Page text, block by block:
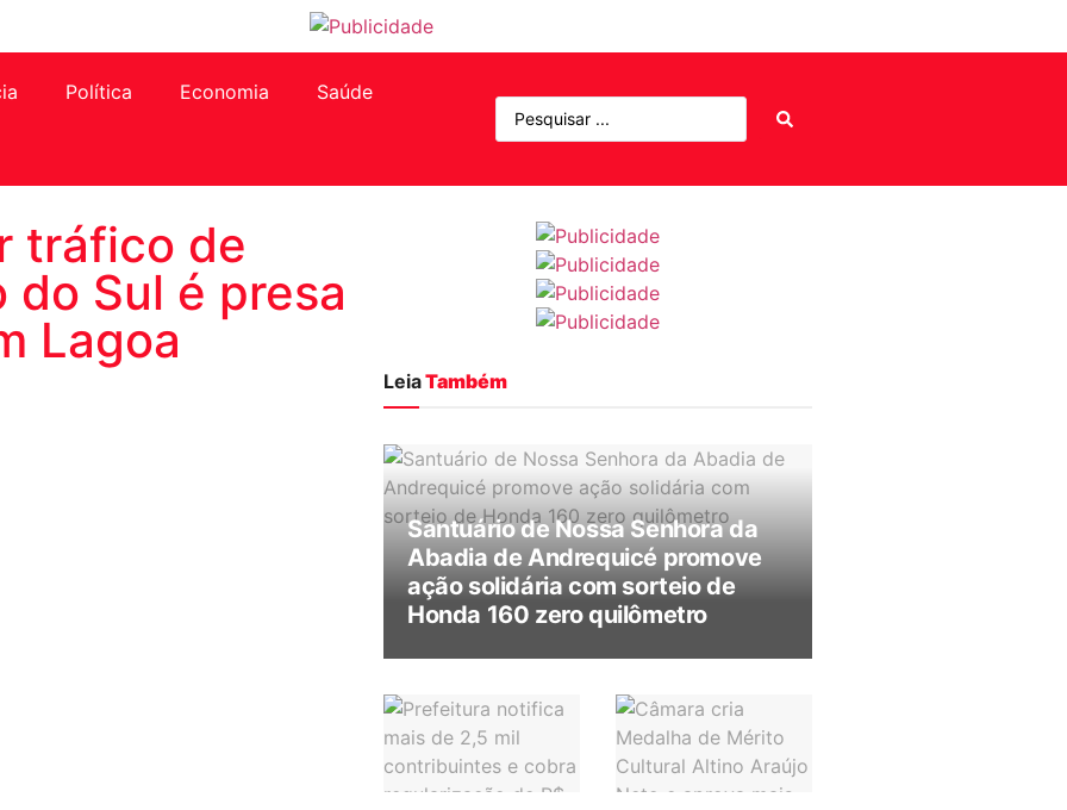
Política Economia Saúde
tráfico de
do Sul é presa
Lagoa
LeiaTambém
Santuário de Nossa Senhora da
Abadia de Andrequicé promove
ação solidária com sorteio de
Honda 160 zero quilômetro